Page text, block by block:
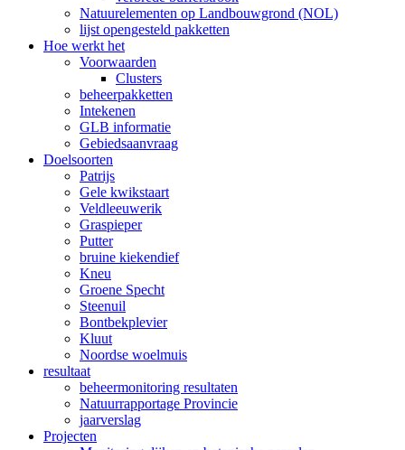
Natuurelementen op Landbouwgrond (NOL)
lijst opengesteld pakketten
Hoe werkt het
Voorwaarden
Clusters
beheerpakketten
Intekenen
GLB informatie
Gebiedsaanvraag
Doelsoorten
Patrijs
Gele kwikstaart
Veldleeuwerik
Graspieper
Putter
bruine kiekendief
Kneu
Groene Specht
Steenuil
Bontbekplevier
Kluut
Noordse woelmuis
resultaat
beheermonitoring resultaten
Natuurrapportage Provincie
jaarverslag
Projecten